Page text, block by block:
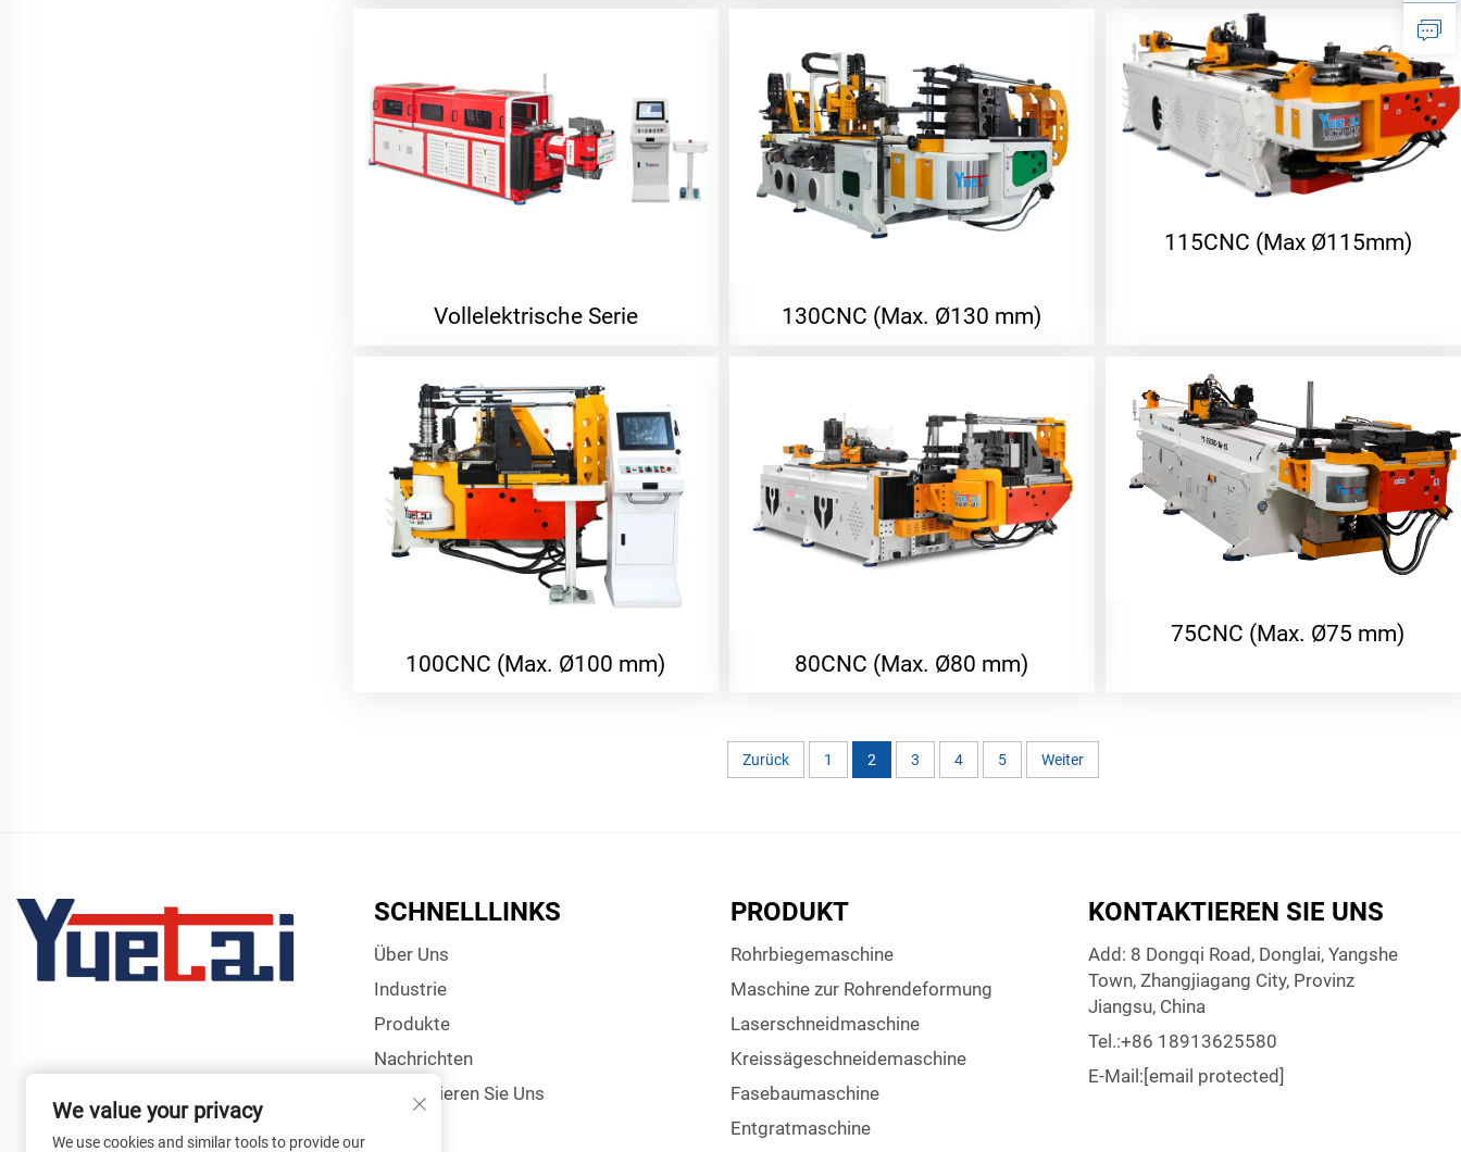
Vollelektrische Serie 130CNC (Max. Ø130 mm)
115CNC (Max Ø115mm)
100CNC (Max. Ø100 mm) 80CNC (Max. Ø80 mm)
75CNC (Max. Ø75 mm)
Zurück 1 2 3 4 5 Weiter
SCHNELLLINKS
Über Uns
Industrie
Produkte
Nachrichten
Kontaktieren Sie Uns
PRODUKT
Rohrbiegemaschine
Maschine zur Rohrendeformung
Laserschneidmaschine
Kreissägeschneidemaschine
Fasebaumaschine
Entgratmaschine
KONTAKTIEREN SIE UNS
Add: 8 Dongqi Road, Donglai, Yangshe
Town, Zhangjiagang City, Provinz
Jiangsu, China
Tel.:+86 18913625580
E-Mail: [email protected]
We value your privacy
We use cookies and similar tools to provide our